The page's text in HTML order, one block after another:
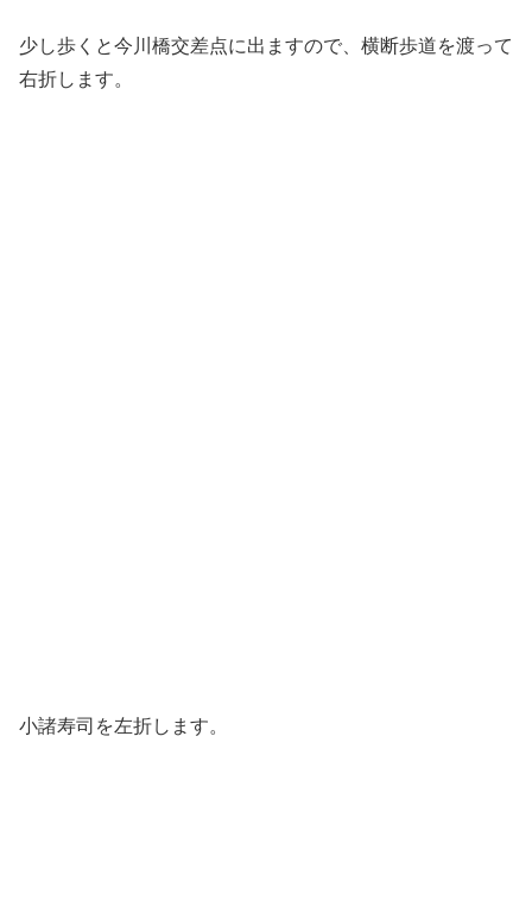
少し歩くと今川橋交差点に出ますので、横断歩道を渡って
右折します。
小諸寿司を左折します。